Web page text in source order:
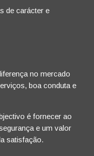
de carácter e
no mercado
boa conduta e
é fornecer ao
e um valor
satisfação.